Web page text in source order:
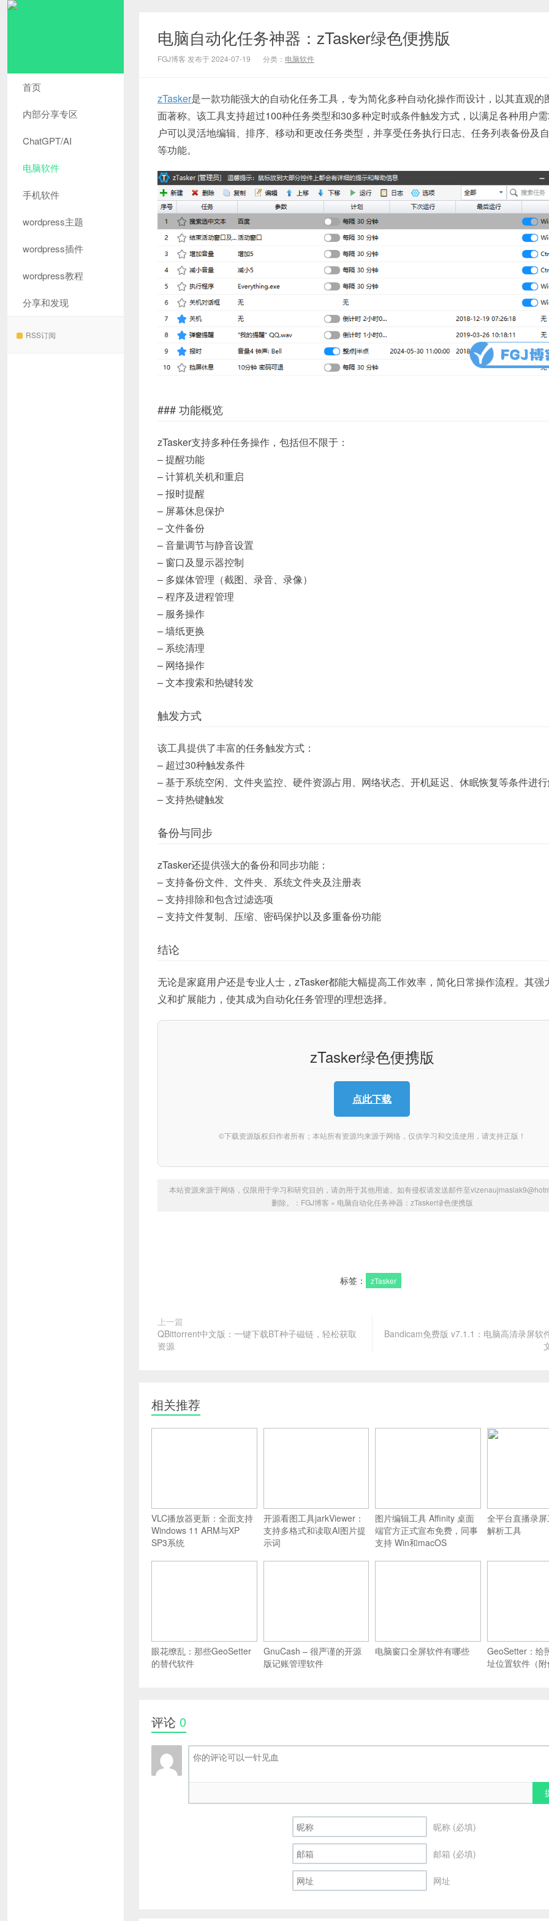
首页
内部分享专区
ChatGPT/AI
电脑软件
手机软件
wordpress主题
wordpress插件
wordpress教程
分享和发现
RSS订阅
电脑自动化任务神器：zTasker绿色便携版
FGJ博客 发布于 2024-07-19 分类： 电脑软件
zTasker是一款功能强大的自动化任务工具，专为简化多种自动化操作而设计，以其直观的
面著称。该工具支持超过100种任务类型和30多种定时或条件触发方式，以满足各种用户
户可以灵活地编辑、排序、移动和更改任务类型，并享受任务执行日志、任务列表备份及
等功能。
### 功能概览
zTasker支持多种任务操作，包括但不限于：
– 提醒功能
– 计算机关机和重启
– 报时提醒
– 屏幕休息保护
– 文件备份
– 音量调节与静音设置
– 窗口及显示器控制
– 多媒体管理（截图、录音、录像）
– 程序及进程管理
– 服务操作
– 墙纸更换
– 系统清理
– 网络操作
– 文本搜索和热键转发
触发方式
该工具提供了丰富的任务触发方式：
– 超过30种触发条件
– 基于系统空闲、文件夹监控、硬件资源占用、网络状态、开机延迟、休眠恢复等条件进
– 支持热键触发
备份与同步
zTasker还提供强大的备份和同步功能：
– 支持备份文件、文件夹、系统文件夹及注册表
– 支持排除和包含过滤选项
– 支持文件复制、压缩、密码保护以及多重备份功能
结论
无论是家庭用户还是专业人士，zTasker都能大幅提高工作效率，简化日常操作流程。其强
义和扩展能力，使其成为自动化任务管理的理想选择。
zTasker绿色便携版
点此下载
©下载资源版权归作者所有；本站所有资源均来源于网络，仅供学习和交流使用，请支持正版！
本站资源来源于网络，仅限用于学习和研究目的，请勿用于其他用途。如有侵权请发送邮件至
删除。： FGJ博客 » 电脑自动化任务神器：zTasker绿色便携版
标签： zTasker
上一篇
QBittorrent中文版：一键下载BT种子磁链，轻松获取
资源
Bandicam免费版 v7.1.1：电脑高清录屏软
相关推荐
VLC播放器更新：全面支持
Windows 11 ARM与XP
SP3系统
开源看图工具jarkViewer：
支持多格式和读取AI图片提
示词
图片编辑工具 Affinity 桌面
端官方正式宣布免费，同事
支持 Win和macOS
全平台直播录
解析工具
眼花缭乱：那些GeoSetter
的替代软件
GnuCash – 很严谨的开源
版记账管理软件
电脑窗口全屏软件有哪些
GeoSetter：给
址位置软件（
评论 0
昵称 (必填)
邮箱 (必填)
网址